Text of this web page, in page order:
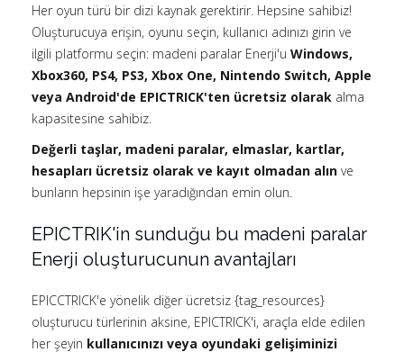
Her oyun türü bir dizi kaynak gerektirir. Hepsine sahibiz!
Oluşturucuya erişin, oyunu seçin, kullanıcı adınızı girin ve
ilgili platformu seçin: madeni paralar Enerji'u Windows,
Xbox360, PS4, PS3, Xbox One, Nintendo Switch, Apple
veya Android'de EPICTRICK'ten ücretsiz olarak alma
kapasitesine sahibiz.
Değerli taşlar, madeni paralar, elmaslar, kartlar,
hesapları ücretsiz olarak ve kayıt olmadan alın ve
bunların hepsinin işe yaradığından emin olun.
EPICTRIK'in sunduğu bu madeni paralar
Enerji oluşturucunun avantajları
EPICCTRICK'e yönelik diğer ücretsiz {tag_resources}
oluşturucu türlerinin aksine, EPICTRICK'i, araçla elde edilen
her şeyin kullanıcınızı veya oyundaki gelişiminizi